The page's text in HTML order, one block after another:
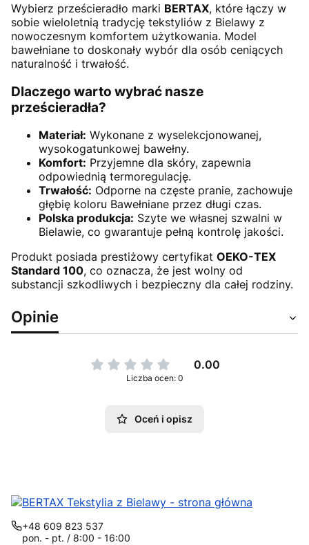
Wybierz prześcieradło marki BERTAX, które łączy w
sobie wieloletnią tradycję tekstyliów z Bielawy z
nowoczesnym komfortem użytkowania. Model
bawełniane to doskonały wybór dla osób ceniących
naturalność i trwałość.
Dlaczego warto wybrać nasze
prześcieradła?
Materiał: Wykonane z wyselekcjonowanej,
wysokogatunkowej bawełny.
Komfort: Przyjemne dla skóry, zapewnia
odpowiednią termoregulację.
Trwałość: Odporne na częste pranie, zachowuje
głębię koloru Bawełniane przez długi czas.
Polska produkcja: Szyte we własnej szwalni w
Bielawie, co gwarantuje pełną kontrolę jakości.
Produkt posiada prestiżowy certyfikat OEKO-TEX
Standard 100, co oznacza, że jest wolny od
substancji szkodliwych i bezpieczny dla całej rodziny.
Opinie
0.00
Liczba ocen: 0
Oceń i opisz
+48 609 823 537
pon. - pt. / 8:00 - 16:00